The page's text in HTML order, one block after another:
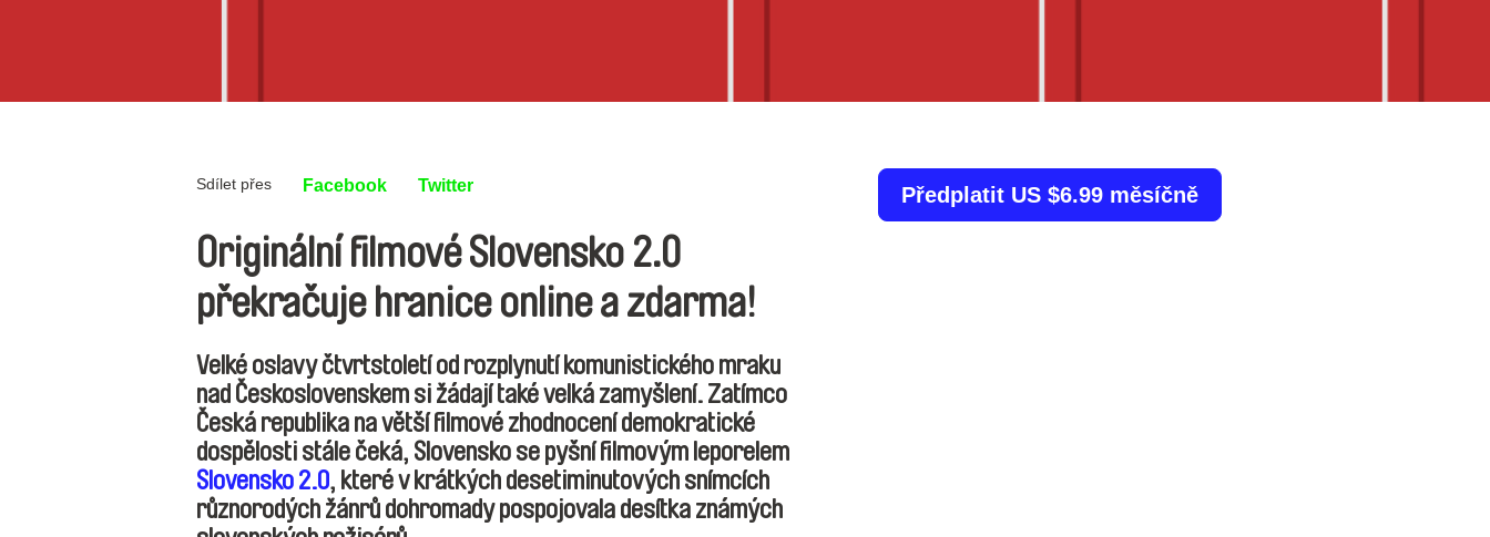
Sdílet přes Facebook Twitter
Originální filmové Slovensko 2.0
překračuje hranice online a zdarma!
Velké oslavy čtvrtstoletí od rozplynutí komunistického mraku
nad Československem si žádají také velká zamyšlení. Zatímco
Česká republika na větší filmové zhodnocení demokratické
dospělosti stále čeká, Slovensko se pyšní filmovým leporelem
Slovensko 2.0, které v krátkých desetiminutových snímcích
různorodých žánrů dohromady pospojovala desítka známých
Předplatit US $6.99 měsíčně